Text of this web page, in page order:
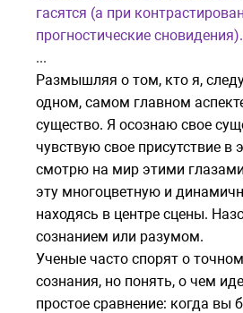
гасятся (а при
прогностические сновидения).
...
Размышляя о том, кто я,
одном, самом главном
существо. Я осознаю свое
чувствую свое присутствие в
смотрю на мир этими
эту многоцветную и
находясь в центре сцены.
сознанием или разумом.
Ученые часто спорят о
сознания, но понять, о чем
простое сравнение: когда вы